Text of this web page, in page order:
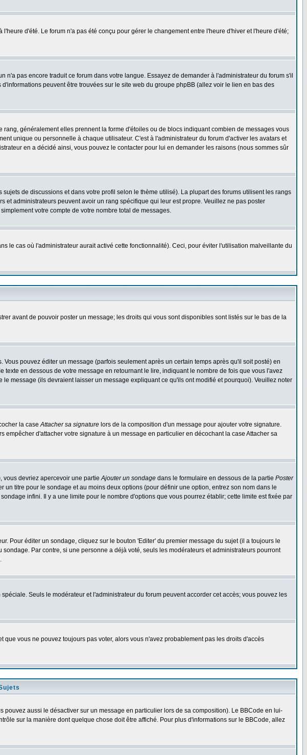
d'été. Le forum n'a pas été conçu pour gérer le changement entre l'heure d'hiver et l'heure d'été;
pas encore traduit ce forum dans votre langue. Essayez de demander à l'administrateur du forum s'il
peuvent être trouvées sur le site web du groupe phpBB (allez voir le lien en bas des
généralement elles prennent la forme d'étoiles ou de blocs indiquant combien de messages vous
unique ou personnelle à chaque utilisateur. C'est à l'administrateur du forum d'activer les avatars et
en a décidé ainsi, vous pouvez le contacter pour lui en demander les raisons (nous sommes sûr
de discussions et dans votre profil selon le thème utilisé). La plupart des forums utilisent les rangs
administrateurs peuvent avoir un rang spécifique qui leur est propre. Veuillez ne pas poster
votre compte de votre nombre total de messages.
le cas où l'administrateur aurait activé cette fonctionnalité). Ceci, pour éviter l'utilisation malveillante du
avant de pouvoir poster un message; les droits qui vous sont disponibles sont listés sur le bas de la
pouvez éditer un message (parfois seulement après un certain temps après qu'il soit posté) en
en dessous de votre message en retournant le lire, indiquant le nombre de fois que vous l'avez
message (ils devraient laisser un message expliquant ce qu'ils ont modifié et pourquoi). Veuillez noter
la caseAttacher sa signature lors de la composition d'un message pour ajouter votre signature.
d'attacher votre signature à un message en particulier en décochant la case Attacher sa
vous devriez apercevoir une partieAjouter un sondage dans le formulaire en dessous de la partie Poster
titre pour le sondage et au moins deux options (pour définir une option, entrez son nom dans le
infini. Il y a une limite pour le nombre d'options que vous pourrez établir; cette limite est fixée par
Pour éditer un sondage, cliquez sur le bouton 'Editer' du premier message du sujet (il a toujours le
Par contre, si une personne a déjà voté, seuls les modérateurs et administrateurs pourront
Seuls le modérateur et l'administrateur du forum peuvent accorder cet accès; vous pouvez les
vous ne pouvez toujours pas voter, alors vous n'avez probablement pas les droits d'accès
aussi le désactiver sur un message en particulier lors de sa composition). Le BBCode en lui-
sur la manière dont quelque chose doit être affiché. Pour plus d'informations sur le BBCode, allez